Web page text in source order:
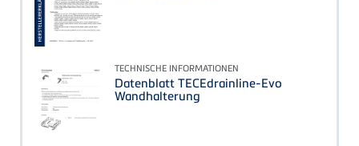
TECHNISCHE INFORMATIONEN
Datenblatt TECEdrainline-Evo
Wandhalterung